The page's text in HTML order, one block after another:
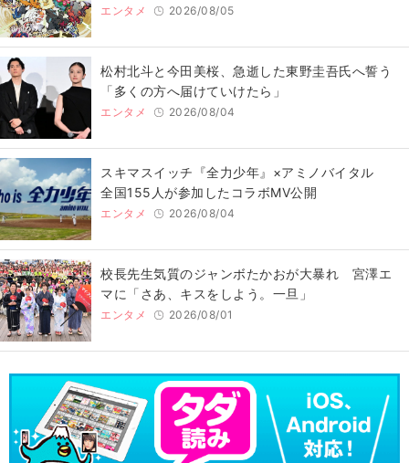
エンタメ 2026/08/05
松村北斗と今田美桜、急逝した東野圭吾氏へ誓う
「多くの方へ届けていけたら」
エンタメ 2026/08/04
スキマスイッチ『全力少年』×アミノバイタル
全国155人が参加したコラボMV公開
エンタメ 2026/08/04
校長先生気質のジャンボたかおが大暴れ 宮澤エ
マに「さあ、キスをしよう。一旦」
エンタメ 2026/08/01